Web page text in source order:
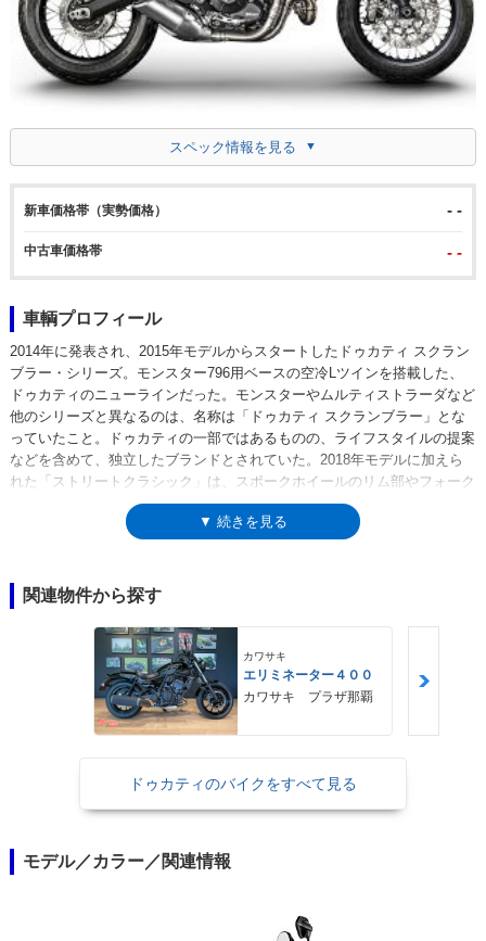
スペック情報を見る
新車価格帯（実勢価格） - -
中古車価格帯 - -
車輌プロフィール
2014年に発表され、2015年モデルからスタートしたドゥカティ スクラン
ブラー・シリーズ。モンスター796用ベースの空冷Lツインを搭載した、
ドゥカティのニューラインだった。モンスターやムルティストラーダなど
他のシリーズと異なるのは、名称は「ドゥカティ スクランブラー」とな
っていたこと。ドゥカティの一部ではあるものの、ライフスタイルの提案
などを含めて、独立したブランドとされていた。2018年モデルに加えら
れた「ストリートクラシック」は、スポークホイールのリム部やフォーク
カバー、エンジンヘッドカバーなどをブラックアウトして、精悍な印象を
持たせたモデル。「クラシック」とは異なり、フェンダーとナンバープレ
▼ 続きを見る
関連物件から探す
カワサキ
エリミネーター４００
カワサキ プラザ那覇
ドゥカティのバイクをすべて見る
モデル／カラー／関連情報